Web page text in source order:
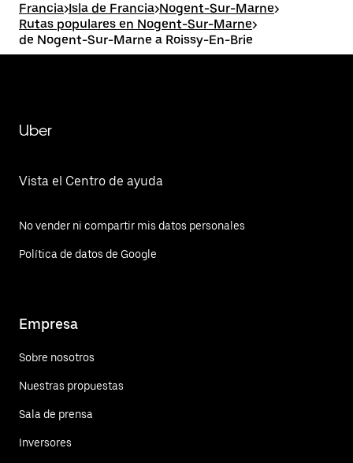
Francia>Isla de Francia>Nogent-Sur-Marne>
Rutas populares en Nogent-Sur-Marne>
de Nogent-Sur-Marne a Roissy-En-Brie
Uber
Vista el Centro de ayuda
No vender ni compartir mis datos personales
Política de datos de Google
Empresa
Sobre nosotros
Nuestras propuestas
Sala de prensa
Inversores